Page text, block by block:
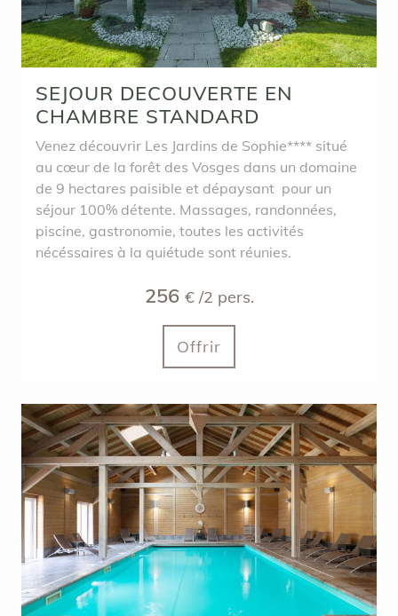
SEJOUR DECOUVERTE EN
CHAMBRE STANDARD
Venez découvrir Les Jardins de Sophie**** situé
au cœur de la forêt des Vosges dans un domaine
de 9 hectares paisible et dépaysant pour un
séjour 100% détente. Massages, randonnées,
piscine, gastronomie, toutes les activités
nécéssaires à la quiétude sont réunies.
256 € /2 pers.
Offrir